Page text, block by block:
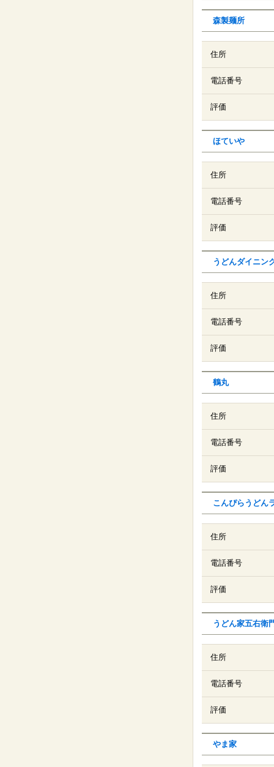
森製麺所
住所
電話番号
評価
ほていや
住所
電話番号
評価
うどんダイニン
住所
電話番号
評価
鶴丸
住所
電話番号
評価
こんぴらうどん
住所
電話番号
評価
うどん家五右衛
住所
電話番号
評価
やま家